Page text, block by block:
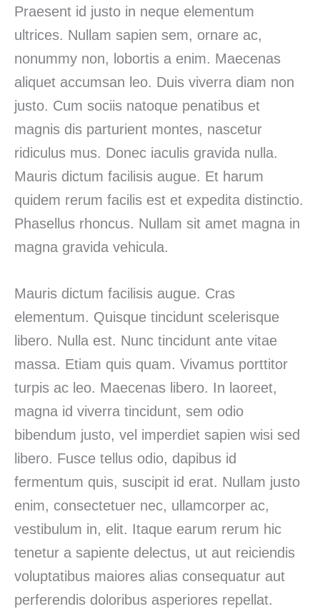
Praesent id justo in neque elementum
ultrices. Nullam sapien sem, ornare ac,
nonummy non, lobortis a enim. Maecenas
aliquet accumsan leo. Duis viverra diam non
justo. Cum sociis natoque penatibus et
magnis dis parturient montes, nascetur
ridiculus mus. Donec iaculis gravida nulla.
Mauris dictum facilisis augue. Et harum
quidem rerum facilis est et expedita distinctio.
Phasellus rhoncus. Nullam sit amet magna in
magna gravida vehicula.
Mauris dictum facilisis augue. Cras
elementum. Quisque tincidunt scelerisque
libero. Nulla est. Nunc tincidunt ante vitae
massa. Etiam quis quam. Vivamus porttitor
turpis ac leo. Maecenas libero. In laoreet,
magna id viverra tincidunt, sem odio
bibendum justo, vel imperdiet sapien wisi sed
libero. Fusce tellus odio, dapibus id
fermentum quis, suscipit id erat. Nullam justo
enim, consectetuer nec, ullamcorper ac,
vestibulum in, elit. Itaque earum rerum hic
tenetur a sapiente delectus, ut aut reiciendis
voluptatibus maiores alias consequatur aut
perferendis doloribus asperiores repellat.